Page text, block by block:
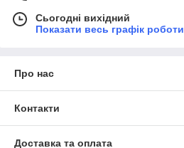
Сьогодні вихідний
Показати весь графік роботи
Про нас
Контакти
Доставка та оплата